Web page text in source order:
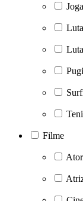
Filme
Ator